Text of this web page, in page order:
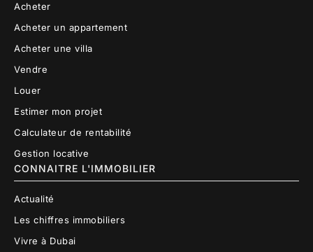
Acheter
Acheter un appartement
Acheter une villa
Vendre
Louer
Estimer mon projet
Calculateur de rentabilité
Gestion locative
CONNAITRE L'IMMOBILIER
Actualité
Les chiffres immobiliers
Vivre à Dubai